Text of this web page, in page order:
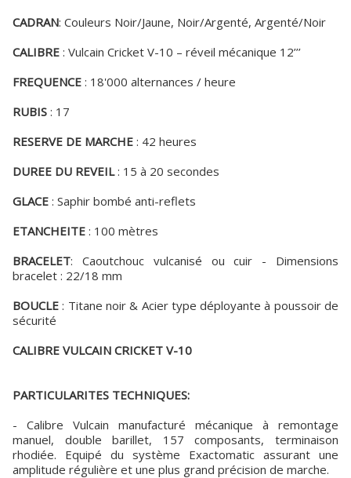
CADRAN: Couleurs Noir/Jaune, Noir/Argenté, Argenté/Noir
CALIBRE : Vulcain Cricket V-10 – réveil mécanique 12’’’
FREQUENCE : 18'000 alternances / heure
RUBIS : 17
RESERVE DE MARCHE : 42 heures
DUREE DU REVEIL: 15 à 20 secondes
GLACE : Saphir bombé anti-reflets
ETANCHEITE : 100 mètres
BRACELET: Caoutchouc vulcanisé ou cuir - Dimensions
bracelet : 22/18 mm
BOUCLE: Titane noir & Acier type déployante à poussoir de
sécurité
CALIBRE VULCAIN CRICKET V-10
PARTICULARITES TECHNIQUES:
- Calibre Vulcain manufacturé mécanique à remontage
manuel, double barillet, 157 composants, terminaison
rhodiée. Equipé du système Exactomatic assurant une
amplitude régulière et une plus grand précision de marche.